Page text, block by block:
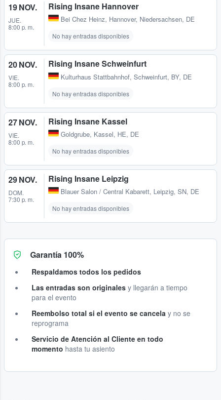
19 NOV.
JUE.
8:00 p. m.
Rising Insane Hannover
Bei Chez Heinz, Hannover, Niedersachsen, DE
No hay entradas disponibles
20 NOV.
VIE.
8:00 p. m.
Rising Insane Schweinfurt
Kulturhaus Stattbahnhof, Schweinfurt, BY, DE
No hay entradas disponibles
27 NOV.
VIE.
8:00 p. m.
Rising Insane Kassel
Goldgrube, Kassel, HE, DE
No hay entradas disponibles
29 NOV.
DOM.
7:30 p. m.
Rising Insane Leipzig
Blauer Salon / Central Kabarett, Leipzig, SN, DE
No hay entradas disponibles
Garantía 100%
Respaldamos todos los pedidos
Las entradas son originales y llegarán a tiempo
para el evento
Reembolso total si el evento se cancela y no se
reprograma
Servicio de Atención al Cliente en todo
momento hasta tu asiento